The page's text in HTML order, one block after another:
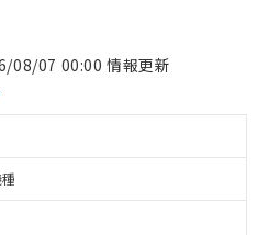
08/07 00:00 情報更新